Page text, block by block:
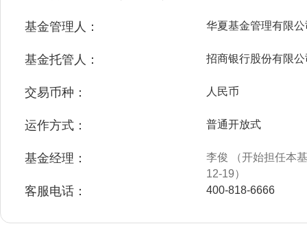
基金管理人： 华夏基金管理有限公
基金托管人： 招商银行股份有限公
交易币种： 人民币
运作方式： 普通开放式
基金经理：
李俊 （开始担任本
12-19）
客服电话： 400-818-6666